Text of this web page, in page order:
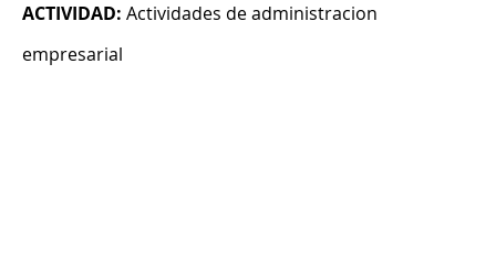
ACTIVIDAD: Actividades de administracion
empresarial